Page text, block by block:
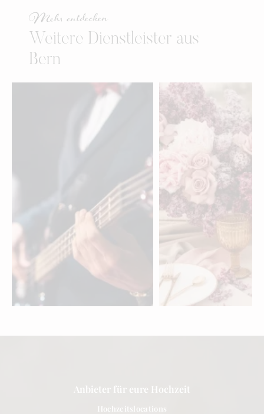
Mehr entdecken
Weitere Dienstleister aus
Bern
Anbieter für eure Hochzeit
Hochzeitslocations